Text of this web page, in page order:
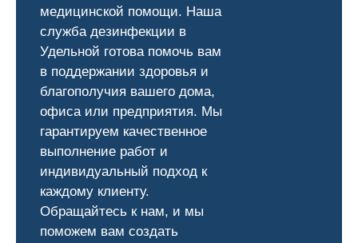
медицинской помощи. Наша
служба дезинфекции в
Удельной готова помочь вам
в поддержании здоровья и
благополучия вашего дома,
офиса или предприятия. Мы
гарантируем качественное
выполнение работ и
индивидуальный подход к
каждому клиенту.
Обращайтесь к нам, и мы
поможем вам создать